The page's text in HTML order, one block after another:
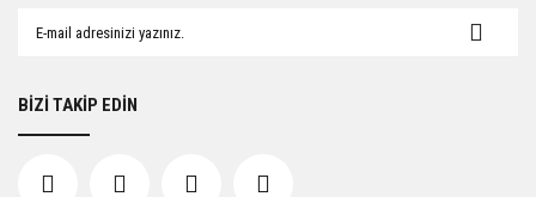
BİZİ TAKİP EDİN